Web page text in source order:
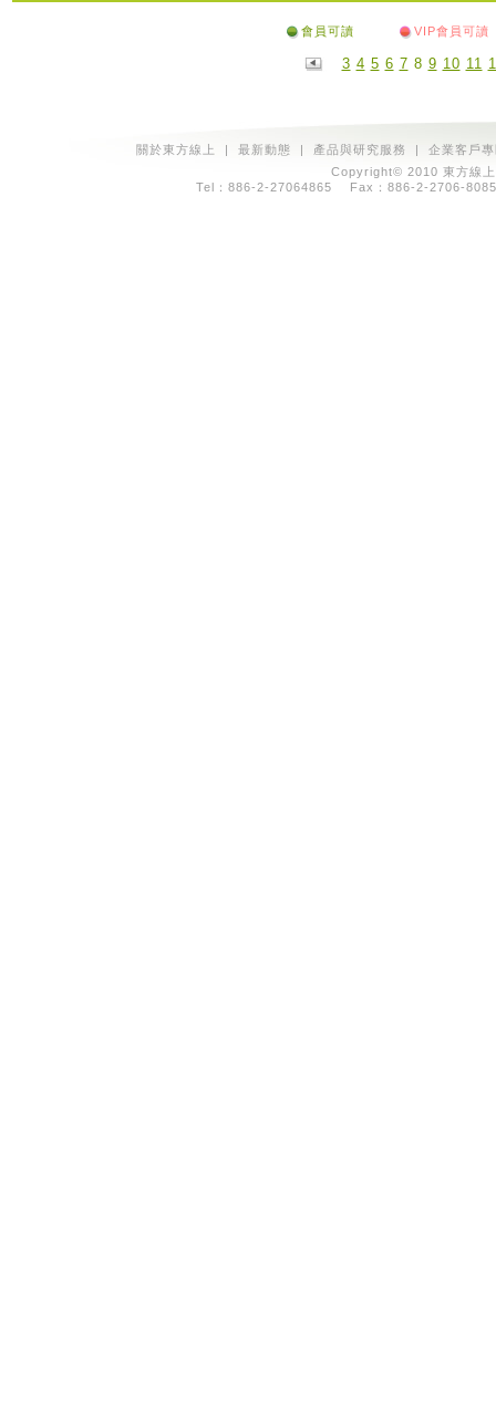
會員可讀 VIP會員可讀
3 4 5 6 7 8 9 10 11
關於東方線上 | 最新動態 | 產品與研究服務 | 企業客戶
Copyright© 2010 東方線
Tel：886-2-27064865 Fax：886-2-2706-